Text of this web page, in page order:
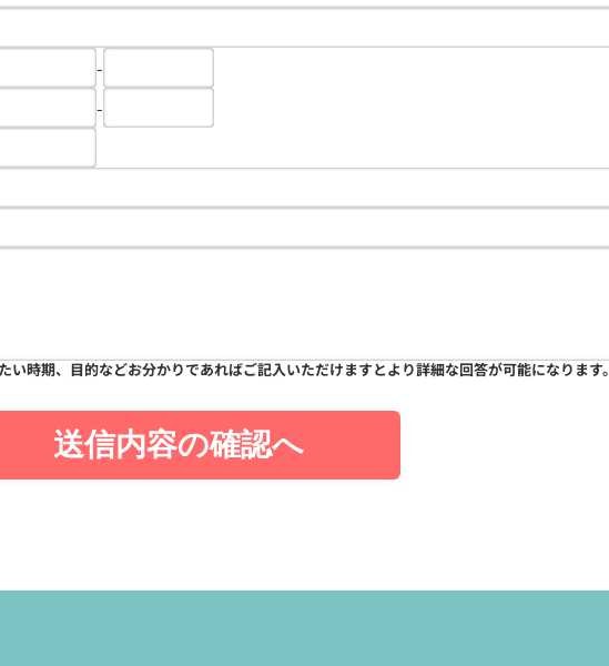
-
-
い時期、目的などお分かりであればご記入いただけますとより詳細な回答が可能になります。
送信内容の確認へ